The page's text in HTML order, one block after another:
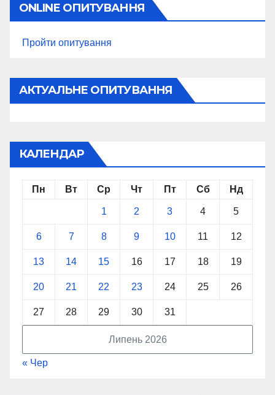
ONLINE ОПИТУВАННЯ
Пройти опитування
АКТУАЛЬНЕ ОПИТУВАННЯ
КАЛЕНДАР
Липень 2026
Пн Вт Ср Чт Пт Сб Нд
1 2 3 4 5
6 7 8 9 10 11 12
13 14 15 16 17 18 19
20 21 22 23 24 25 26
27 28 29 30 31
« Чер